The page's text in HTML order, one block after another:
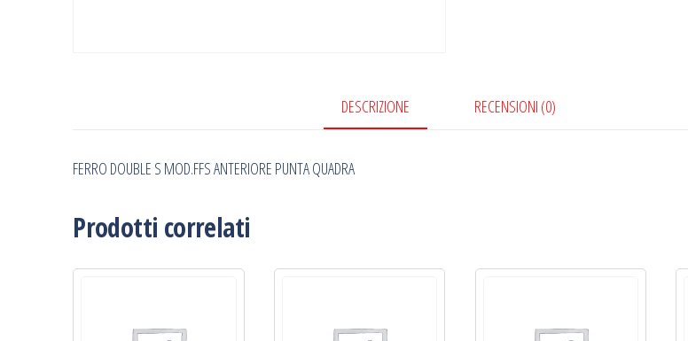
DESCRIZIONE RECENSIONI (0)
FERRO DOUBLE S MOD.FFS ANTERIORE PUNTA QUADRA
Prodotti correlati